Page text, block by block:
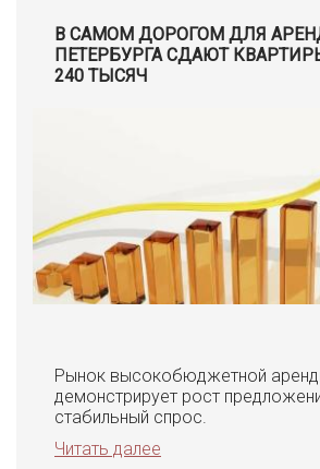
В САМОМ ДОРОГОМ ДЛЯ
ПЕТЕРБУРГА СДАЮТ
240 ТЫСЯЧ
Рынок высокобюджетной
демонстрирует рост
стабильный спрос.
Читать далее